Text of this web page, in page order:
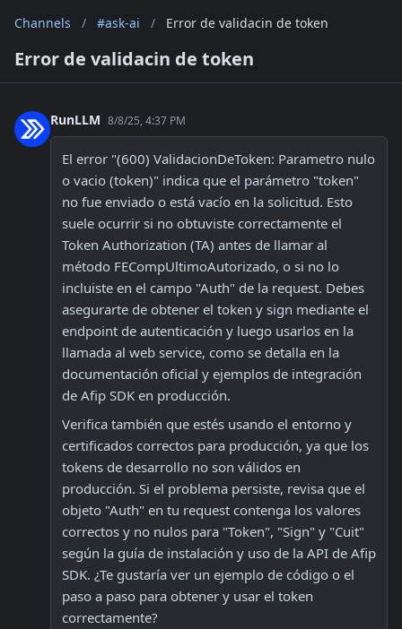
Channels / #ask-ai / Error de validacin de token
Error de validacin de token
RunLLM 8/8/25, 4:37 PM
El error "(600) ValidacionDeToken: Parametro nulo
o vacio (token)" indica que el parámetro "token"
no fue enviado o está vacío en la solicitud. Esto
suele ocurrir si no obtuviste correctamente el
Token Authorization (TA) antes de llamar al
método FECompUltimoAutorizado, o si no lo
incluiste en el campo "Auth" de la request. Debes
asegurarte de obtener el token y sign mediante el
endpoint de autenticación y luego usarlos en la
llamada al web service, como se detalla en la
documentación oficial y ejemplos de integración
de Afip SDK en producción.
Verifica también que estés usando el entorno y
certificados correctos para producción, ya que los
tokens de desarrollo no son válidos en
producción. Si el problema persiste, revisa que el
objeto "Auth" en tu request contenga los valores
correctos y no nulos para "Token", "Sign" y "Cuit"
según la guía de instalación y uso de la API de Afip
SDK. ¿Te gustaría ver un ejemplo de código o el
paso a paso para obtener y usar el token
correctamente?